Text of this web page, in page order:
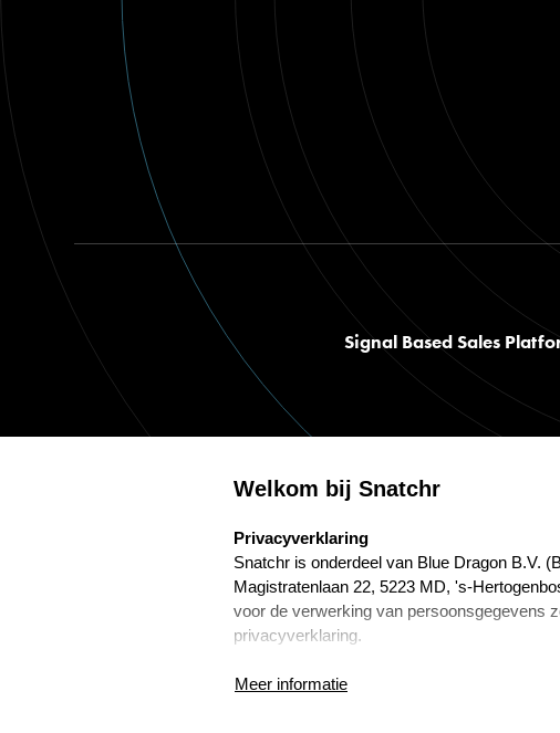
Signal Based Sales
snatchr. Alle rechten voorbehouden.PrivacybeleidAlgemene
Welkom bij Snatchr
select language
Privacyverklaring
Snatchr is onderdeel van Blue Dragon B.V.
Magistratenlaan 22, 5223 MD, 's-
voor de verwerking van persoonsgegevens
privacyverklaring.
Frans Wijnenga is de Functionaris
Meer informatie